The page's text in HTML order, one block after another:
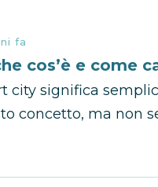
fa
cos’è e come
city significa
concetto, ma non